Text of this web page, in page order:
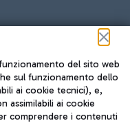
del sito web
sul funzionamento dello
ai cookie tecnici), e,
assimilabili ai cookie
comprendere i contenuti